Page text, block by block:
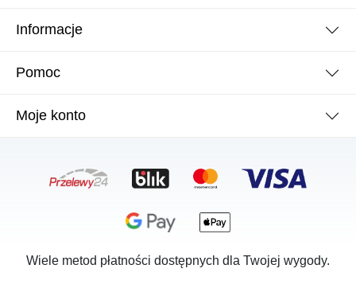
Informacje
Pomoc
Moje konto
Wiele metod płatności dostępnych dla Twojej wygody.